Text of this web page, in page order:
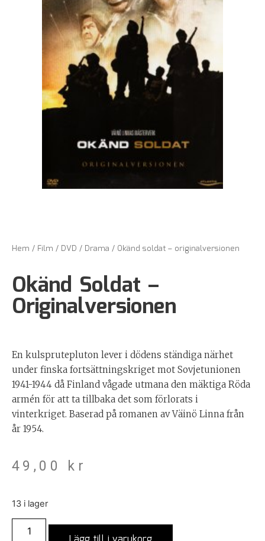
Hem / Film / DVD / Drama / Okänd soldat – originalversionen
Okänd Soldat –
Originalversionen
En kulsprutepluton lever i dödens ständiga närhet
under finska fortsättningskriget mot Sovjetunionen
1941-1944 då Finland vågade utmana den mäktiga Röda
armén för att ta tillbaka det som förlorats i
vinterkriget. Baserad på romanen av Väinö Linna från
år 1954.
49,00 kr
13 i lager